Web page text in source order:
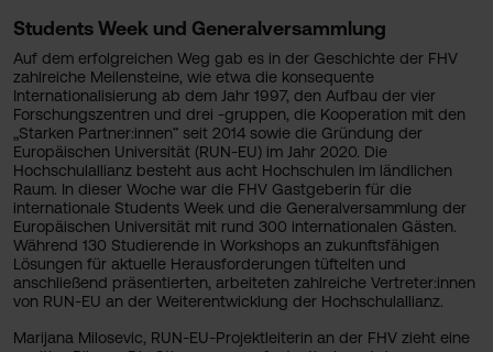
Students Week und Generalversammlung
Auf dem erfolgreichen Weg gab es in der Geschichte der FHV
zahlreiche Meilensteine, wie etwa die konsequente
Internationalisierung ab dem Jahr 1997, den Aufbau der vier
Forschungszentren und drei -gruppen, die Kooperation mit den
„Starken Partner:innen” seit 2014 sowie die Gründung der
Europäischen Universität (RUN-EU) im Jahr 2020. Die
Hochschulallianz besteht aus acht Hochschulen im ländlichen
Raum. In dieser Woche war die FHV Gastgeberin für die
internationale Students Week und die Generalversammlung der
Europäischen Universität mit rund 300 internationalen Gästen.
Während 130 Studierende in Workshops an zukunftsfähigen
Lösungen für aktuelle Herausforderungen tüftelten und
anschließend präsentierten, arbeiteten zahlreiche Vertreter:innen
von RUN-EU an der Weiterentwicklung der Hochschulallianz.
Marijana Milosevic, RUN-EU-Projektleiterin an der FHV zieht eine